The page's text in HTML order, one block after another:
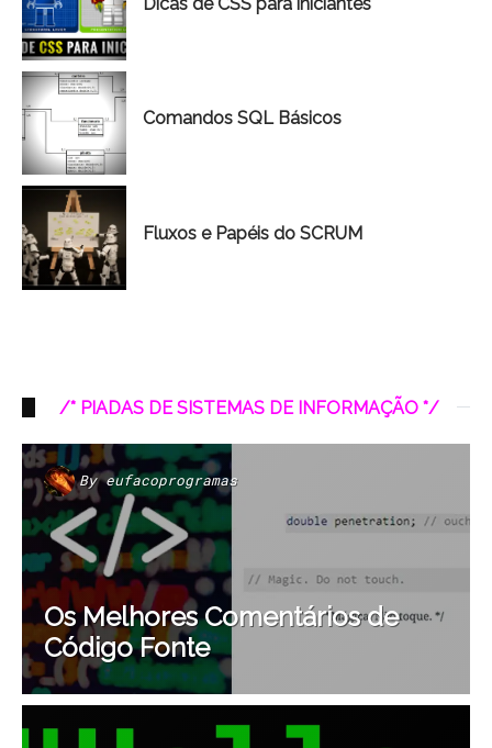
Comandos SQL Básicos
Fluxos e Papéis do SCRUM
/* PIADAS DE SISTEMAS DE INFORMAÇÃO */
Byeufacoprogramas
Os Melhores Comentários de
Código Fonte